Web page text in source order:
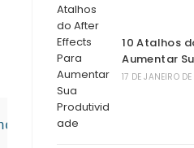
=
10 Atalhos
Aumentar
17 DE JANEIRO